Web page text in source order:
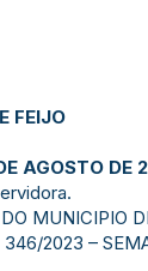
FEIJO
AGOSTO DE
MUNICIPIO
2023 –